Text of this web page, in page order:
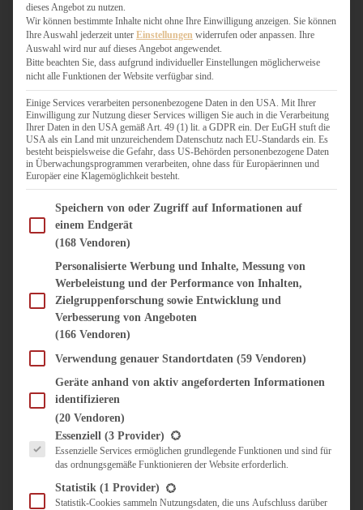
BURGER & SANDWICHES
FIX AUF DEM TISCH
FLEISCH & FISCH
GRILLEN / BARBECUE
HERZHAFTES BACKEN
ONE-POT-GERICHTE
PASTA & NUDELGERICHTE
PIZZA, TARTES & QUICHES
REIS & RISOTTO
SALATE & SNACKS
SUPPENKASPEREIEN
VORSPEISEN
SÜSS & HERZHAFT
BROTAUFSTRICH
DIPS, SAUCEN, CHUTNEYS
KÜCHENGESCHENKE
UNTERWEGS
KULINARISCH UNTERWEGS
dieses Angebot zu nutzen.
Wir können bestimmte Inhalte nicht ohne Ihre Einwilligung anzeigen. Sie können
Ihre Auswahl jederzeit unter Einstellungen widerrufen oder anpassen. Ihre
Auswahl wird nur auf dieses Angebot angewendet.
Bitte beachten Sie, dass aufgrund individueller Einstellungen möglicherweise
nicht alle Funktionen der Website verfügbar sind.
Einige Services verarbeiten personenbezogene Daten in den USA. Mit Ihrer
Einwilligung zur Nutzung dieser Services willigen Sie auch in die Verarbeitung
Ihrer Daten in den USA gemäß Art. 49 (1) lit. a GDPR ein. Der EuGH stuft die
USA als ein Land mit unzureichendem Datenschutz nach EU-Standards ein. Es
besteht beispielsweise die Gefahr, dass US-Behörden personenbezogene Daten
in Überwachungsprogrammen verarbeiten, ohne dass für Europäerinnen und
Europäer eine Klagemöglichkeit besteht.
Im Folgenden finden Sie eine Liste der Zwecke des IAB Transparency and Consent
Speichern von oder Zugriff auf Informationen auf
einem Endgerät
(168 Vendoren)
Personalisierte Werbung und Inhalte, Messung von
Werbeleistung und der Performance von Inhalten,
Zielgruppenforschung sowie Entwicklung und
Verbesserung von Angeboten
(166 Vendoren)
Verwendung genauer Standortdaten (59 Vendoren)
Geräte anhand von aktiv angeforderten Informationen
identifizieren
(20 Vendoren)
Es folgt eine Liste der Service-Gruppen, für die eine Einwilligung erteilt werden
Essenziell (3 Provider)
Essenzielle Services ermöglichen grundlegende Funktionen und sind für
das ordnungsgemäße Funktionieren der Website erforderlich.
Statistik (1 Provider)
Statistik-Cookies sammeln Nutzungsdaten, die uns Aufschluss darüber